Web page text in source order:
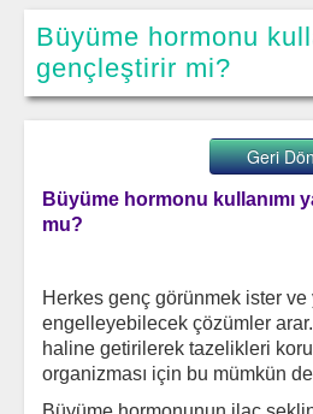
Büyüme hormonu
gençleştirir mi?
Geri
Büyüme hormonu kullanımı
mu?
Herkes genç görünmek ister ve
engelleyebilecek çözümler
haline getirilerek tazelikleri
organizması için bu mümkün